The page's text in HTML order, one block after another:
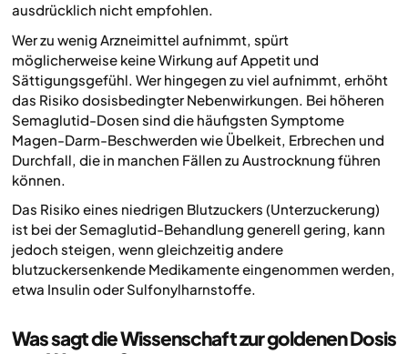
ausdrücklich nicht empfohlen.
Wer zu wenig Arzneimittel aufnimmt, spürt
möglicherweise keine Wirkung auf Appetit und
Sättigungsgefühl. Wer hingegen zu viel aufnimmt, erhöht
das Risiko dosisbedingter Nebenwirkungen. Bei höheren
Semaglutid-Dosen sind die häufigsten Symptome
Magen-Darm-Beschwerden wie Übelkeit, Erbrechen und
Durchfall, die in manchen Fällen zu Austrocknung führen
können.
Das Risiko eines niedrigen Blutzuckers (Unterzuckerung)
ist bei der Semaglutid-Behandlung generell gering, kann
jedoch steigen, wenn gleichzeitig andere
blutzuckersenkende Medikamente eingenommen werden,
etwa Insulin oder Sulfonylharnstoffe.
Was sagt die Wissenschaft zur goldenen Dosis